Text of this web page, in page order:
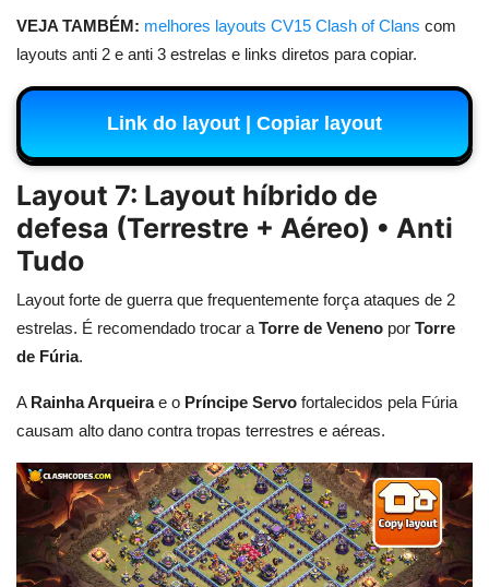
VEJA TAMBÉM: melhores layouts CV15 Clash of Clans com
layouts anti 2 e anti 3 estrelas e links diretos para copiar.
Link do layout | Copiar layout
Layout 7: Layout híbrido de
defesa (Terrestre + Aéreo) • Anti
Tudo
Layout forte de guerra que frequentemente força ataques de 2
estrelas. É recomendado trocar a Torre de Veneno por Torre
de Fúria.
A Rainha Arqueirae o Príncipe Servo fortalecidos pela Fúria
causam alto dano contra tropas terrestres e aéreas.